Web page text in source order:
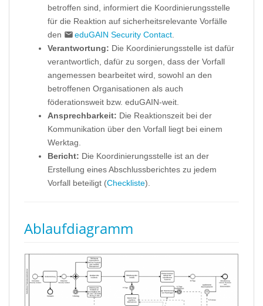
betroffen sind, informiert die Koordinierungsstelle
für die Reaktion auf sicherheitsrelevante Vorfälle
den
eduGAIN Security Contact
Verantwortung: Die Koordinierungsstelle ist dafür
verantwortlich, dafür zu sorgen, dass der Vorfall
angemessen bearbeitet wird, sowohl an den
betroffenen Organisationen als auch
föderationsweit bzw. eduGAIN-weit.
Ansprechbarkeit: Die Reaktionszeit bei der
Kommunikation über den Vorfall liegt bei einem
Werktag.
Bericht: Die Koordinierungsstelle ist an der
Erstellung eines Abschlussberichtes zu jedem
Vorfall beteiligt (Checkliste).
Ablaufdiagramm